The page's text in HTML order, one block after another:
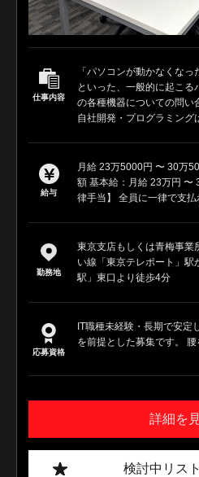
仕事内容
「パソコンが動かなくなっ
といった、一般的に起こる
の各種機器についての問
自社開発・プログラミング
給与
月給 23万5000円 〜 30万
額 基本給：月給 23万円 〜
律手当】 全員に一律で支
勤務地
東京支店もしくは青梅事業
い線「東京テレポート」駅
駅」東口より徒歩4分
応募資格
IT職種未経験・長期で安定
を前提とした募集です。
詳細を
検討中リス